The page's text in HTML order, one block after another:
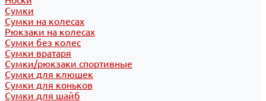
Сумки
Сумки на колесах
Рюкзаки на колесах
Сумки без колес
Сумки вратаря
Сумки/рюкзаки спортивные
Сумки для клюшек
Сумки для коньков
Сумки для шайб